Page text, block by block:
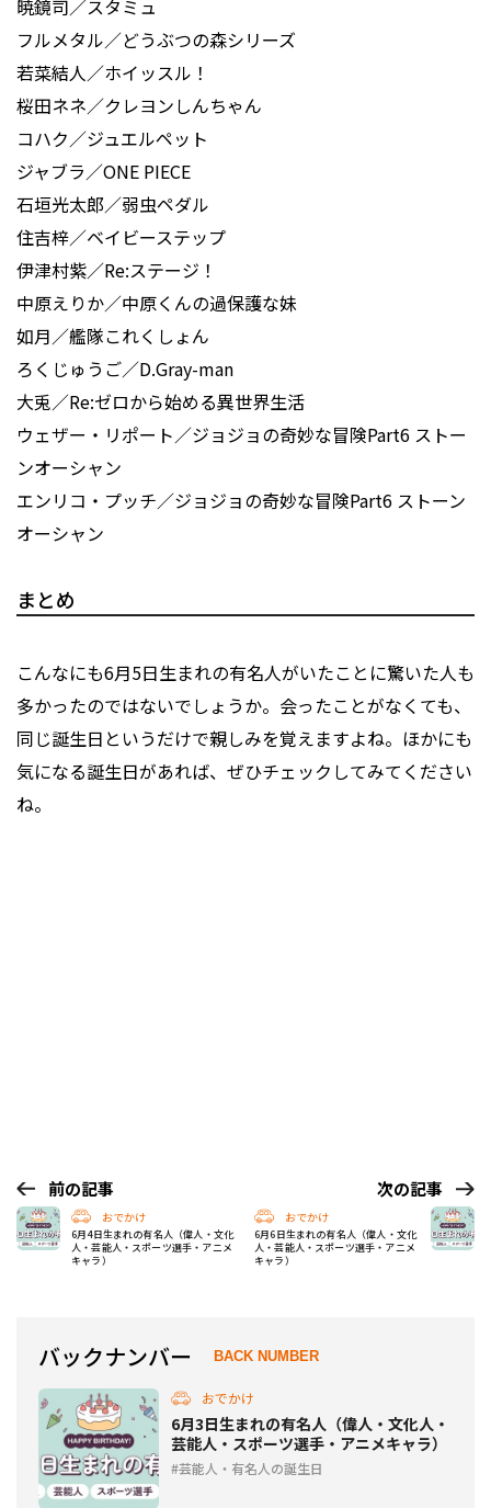
暁鏡司／スタミュ
フルメタル／どうぶつの森シリーズ
若菜結人／ホイッスル！
桜田ネネ／クレヨンしんちゃん
コハク／ジュエルペット
ジャブラ／ONE PIECE
石垣光太郎／弱虫ペダル
住吉梓／ベイビーステップ
伊津村紫／Re:ステージ！
中原えりか／中原くんの過保護な妹
如月／艦隊これくしょん
ろくじゅうご／D.Gray-man
大兎／Re:ゼロから始める異世界生活
ウェザー・リポート／ジョジョの奇妙な冒険Part6 ストー
ンオーシャン
エンリコ・プッチ／ジョジョの奇妙な冒険Part6 ストーン
オーシャン
まとめ
こんなにも6月5日生まれの有名人がいたことに驚いた人も
多かったのではないでしょうか。会ったことがなくても、
同じ誕生日というだけで親しみを覚えますよね。ほかにも
気になる誕生日があれば、ぜひチェックしてみてください
ね。
前の記事
おでかけ
6月4日生まれの有名人（偉人・文化
人・芸能人・スポーツ選手・アニメ
キャラ）
次の記事
おでかけ
6月6日生まれの有名人（偉人・文化
人・芸能人・スポーツ選手・アニメ
キャラ）
バックナンバー BACK NUMBER
おでかけ
6月3日生まれの有名人（偉人・文化人・
芸能人・スポーツ選手・アニメキャラ）
芸能人・有名人の誕生日